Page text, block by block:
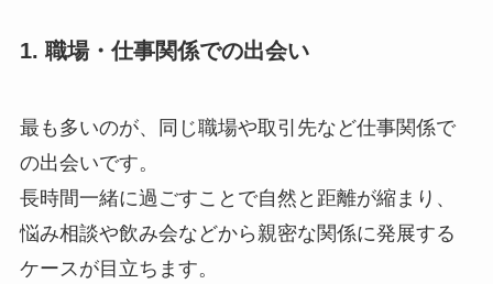
1. 職場・仕事関係での出会い
最も多いのが、同じ職場や取引先など仕事関係で
の出会いです。
長時間一緒に過ごすことで自然と距離が縮まり、
悩み相談や飲み会などから親密な関係に発展する
ケースが目立ちます。